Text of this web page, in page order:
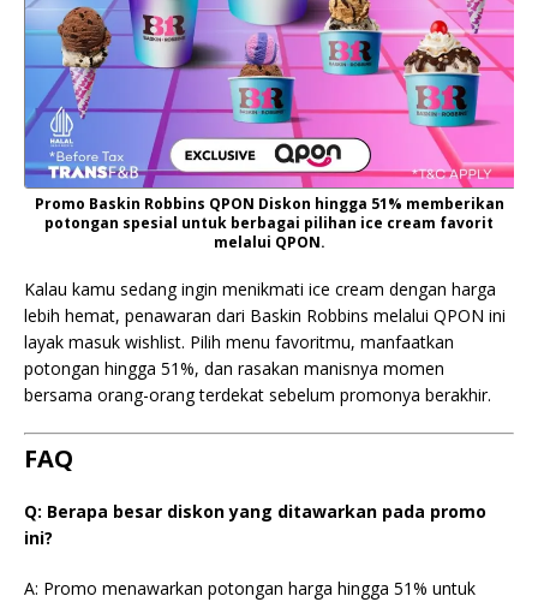
Promo Baskin Robbins QPON Diskon hingga 51% memberikan
potongan spesial untuk berbagai pilihan ice cream favorit
melalui QPON.
Kalau kamu sedang ingin menikmati ice cream dengan harga
lebih hemat, penawaran dari Baskin Robbins melalui QPON ini
layak masuk wishlist. Pilih menu favoritmu, manfaatkan
potongan hingga 51%, dan rasakan manisnya momen
bersama orang-orang terdekat sebelum promonya berakhir.
FAQ
Q: Berapa besar diskon yang ditawarkan pada promo
ini?
A: Promo menawarkan potongan harga hingga 51% untuk